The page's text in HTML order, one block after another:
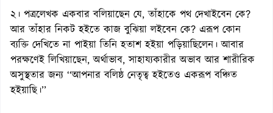
২। পত্রলেখক একবার বলিয়াছেন যে, তাঁহাকে পথ দেখাইবেন কে?
আর তাঁহার নিকট হইতে কাজ বুঝিয়া লইবেন কে? এরূপ কোন
ব্যক্তি দেখিতে না পাইয়া তিনি হতাশ হইয়া পড়িয়াছিলেন। আবার
পরক্ষণেই লিখিয়াছেন, অর্থাভাব, সাহায্যকারীর অভাব আর শারীরিক
অসুস্থতার জন্য ‘‘আপনার বলিষ্ঠ নেতৃত্ব হইতেও একরূপ বঞ্চিত
হইয়াছি।’’